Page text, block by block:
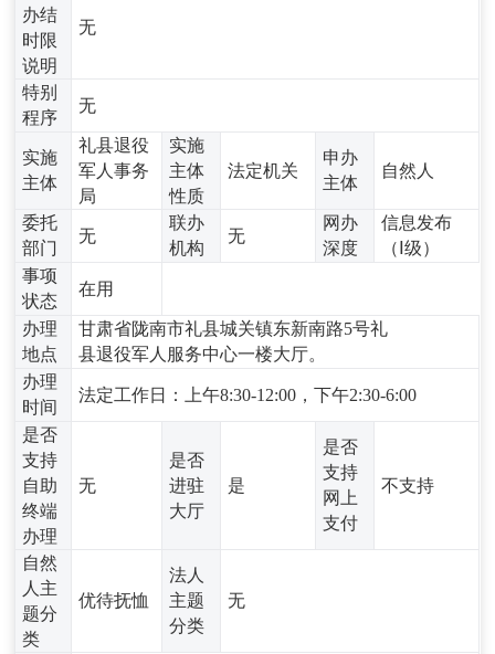
办结
时限
说明
无
特别
程序
无
实施
主体
礼县退役
军人事务
局
实施
主体
性质
法定机关
申办
主体
自然人
委托
部门
无
联办
机构
无
网办
深度
信息发布
（Ⅰ级）
事项
状态
在用
办理
地点
甘肃省陇南市礼县城关镇东新南路5号礼
县退役军人服务中心一楼大厅。
办理
时间
法定工作日：上午8:30-12:00，下午2:30-6:00
是否
支持
自助
终端
办理
无
是否
进驻
大厅
是
是否
支持
网上
支付
不支持
自然
人主
题分
类
优待抚恤
法人
主题
分类
无